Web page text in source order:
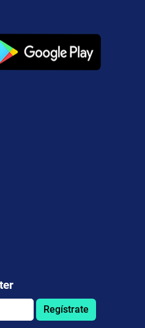
Regístrate